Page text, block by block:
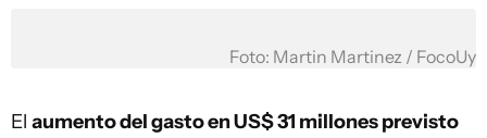
Foto: Martin Martinez / FocoUy
El aumento del gasto en US$ 31 millones previsto